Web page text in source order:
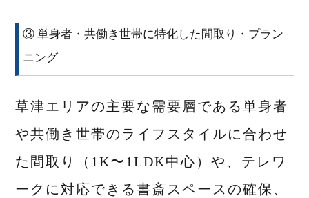
③ 単身者・共働き世帯に特化した間取り・プラン
ニング
草津エリアの主要な需要層である単身者
や共働き世帯のライフスタイルに合わせ
た間取り（1K〜1LDK中心）や、テレワ
ークに対応できる書斎スペースの確保、